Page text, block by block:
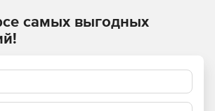
/ древовидная карта.
самых выгодных